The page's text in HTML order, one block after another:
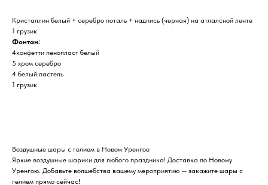
Кристаллин белый + серебро поталь + надпись (черная) на атлалсной ленте
1 грузик
Фонтан:
4конфетти пенопласт белый
5 хром серебро
4 белый пастель
1 грузик
Воздушные шары с гелием в Новом Уренгое
Яркие воздушные шарики для любого праздника! Доставка по Новому
Уренгою. Добавьте волшебства вашему мероприятию — закажите шары с
гелием прямо сейчас!